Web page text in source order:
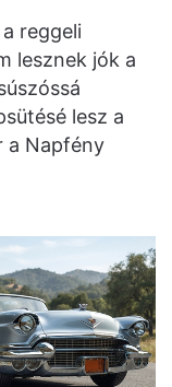
reggeli
lesznek jók a
lesz a
a Napfény